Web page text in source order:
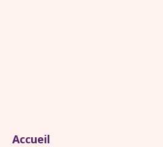
Accueil